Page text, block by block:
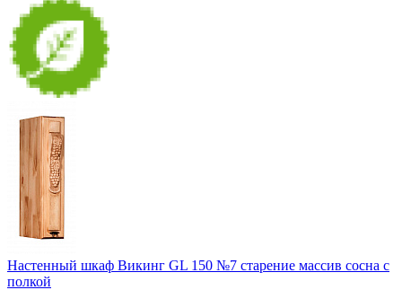
Настенный шкаф Викинг GL 150 №7 старение массив сосна с
полкой